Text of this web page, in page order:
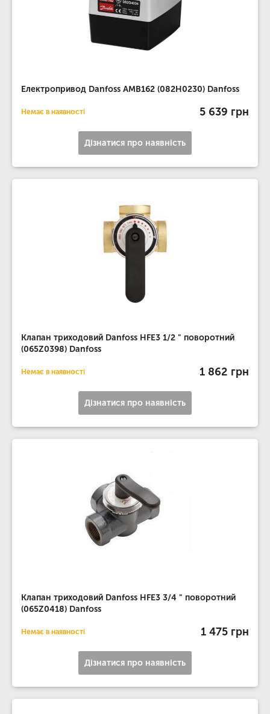
Електропривод Danfoss AMB162 (082H0230) Danfoss
Немає в наявності 5 639 грн
Дізнатися про наявність
Клапан триходовий Danfoss HFE3 1/2 " поворотний
(065Z0398) Danfoss
Немає в наявності 1 862 грн
Дізнатися про наявність
Клапан триходовий Danfoss HFE3 3/4 " поворотний
(065Z0418) Danfoss
Немає в наявності 1 475 грн
Дізнатися про наявність